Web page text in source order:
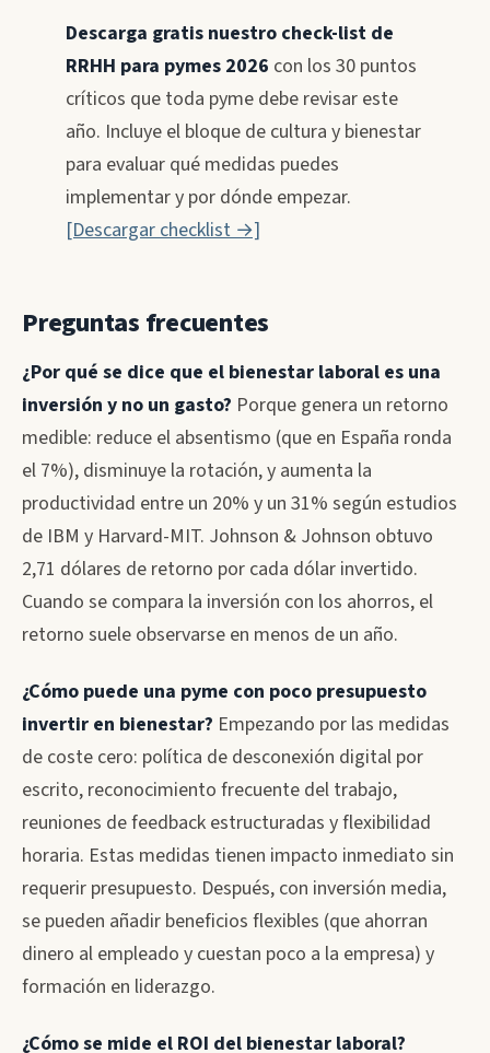
Descarga gratis nuestro check-list de
RRHH para pymes 2026 con los 30 puntos
críticos que toda pyme debe revisar este
año. Incluye el bloque de cultura y bienestar
para evaluar qué medidas puedes
implementar y por dónde empezar.
[Descargar checklist →]
Preguntas frecuentes
¿Por qué se dice que el bienestar laboral es una
inversión y no un gasto? Porque genera un retorno
medible: reduce el absentismo (que en España ronda
el 7%), disminuye la rotación, y aumenta la
productividad entre un 20% y un 31% según estudios
de IBM y Harvard-MIT. Johnson & Johnson obtuvo
2,71 dólares de retorno por cada dólar invertido.
Cuando se compara la inversión con los ahorros, el
retorno suele observarse en menos de un año.
¿Cómo puede una pyme con poco presupuesto
invertir en bienestar? Empezando por las medidas
de coste cero: política de desconexión digital por
escrito, reconocimiento frecuente del trabajo,
reuniones de feedback estructuradas y flexibilidad
horaria. Estas medidas tienen impacto inmediato sin
requerir presupuesto. Después, con inversión media,
se pueden añadir beneficios flexibles (que ahorran
dinero al empleado y cuestan poco a la empresa) y
formación en liderazgo.
¿Cómo se mide el ROI del bienestar laboral?